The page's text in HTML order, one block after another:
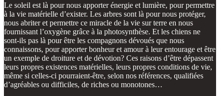
Le soleil est là pour nous apporter énergie et lumière, pour permettre
à la vie matérielle d’exister. Les arbres sont là pour nous protéger,
nous abriter et permettre ce miracle de la vie sur terre en nous
fournissant l’oxygène grâce à la photosynthèse. Et les chiens ne
sont-ils pas là pour être les compagnons dévoués que nous
connaissons, pour apporter bonheur et amour à leur entourage et être
un exemple de droiture et de dévotion? Ces raisons d’être dépassent
leurs propres existences matérielles, leurs propres conditions de vie,
même si celles-ci pourraient-être, selon nos références, qualifiées
d’agréables ou difficiles, de riches ou monotones…